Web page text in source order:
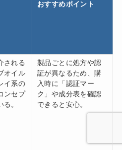
おすすめポイント
される
オイル
イ系の
ンセプ
る。
製品ごとに処方や認
証が異なるため、購
入時に「認証マー
ク」や成分表を確認
できると安心。